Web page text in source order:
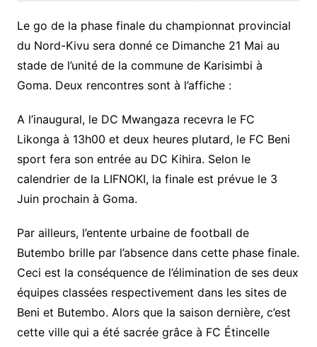
Le go de la phase finale du championnat provincial
du Nord-Kivu sera donné ce Dimanche 21 Mai au
stade de l’unité de la commune de Karisimbi à
Goma. Deux rencontres sont à l’affiche :
A l’inaugural, le DC Mwangaza recevra le FC
Likonga à 13h00 et deux heures plutard, le FC Beni
sport fera son entrée au DC Kihira. Selon le
calendrier de la LIFNOKI, la finale est prévue le 3
Juin prochain à Goma.
Par ailleurs, l’entente urbaine de football de
Butembo brille par l’absence dans cette phase finale.
Ceci est la conséquence de l’élimination de ses deux
équipes classées respectivement dans les sites de
Beni et Butembo. Alors que la saison dernière, c’est
cette ville qui a été sacrée grâce à FC Étincelle